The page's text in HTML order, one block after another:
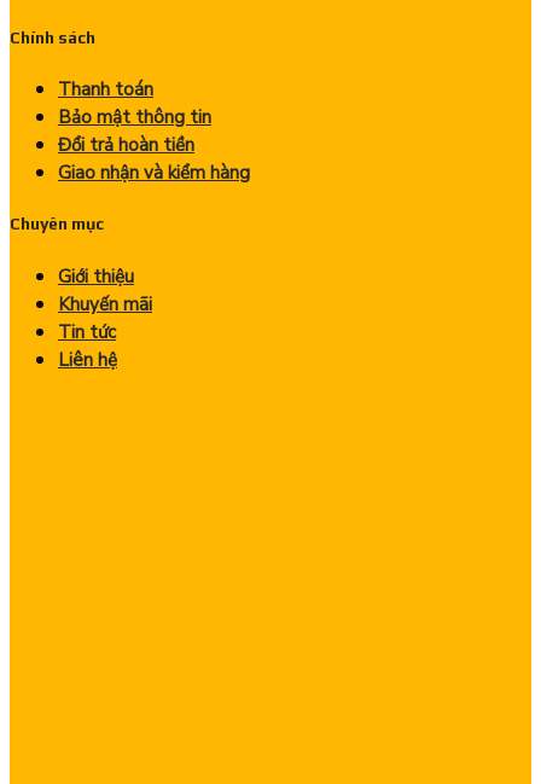
Chính sách
Thanh toán
Bảo mật thông tin
Đổi trả hoàn tiền
Giao nhận và kiểm hàng
Chuyên mục
Giới thiệu
Khuyến mãi
Tin tức
Liên hệ